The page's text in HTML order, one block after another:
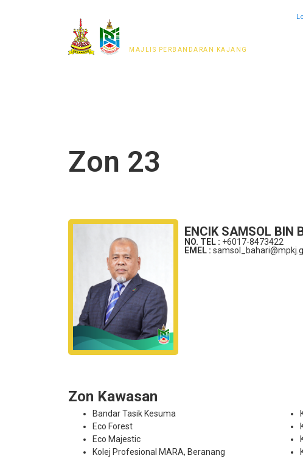
MAJLIS PERBANDARAN KAJANG
Zon 23
ENCIK SAMSOL BIN
NO. TEL : +6017-8473422
EMEL :
Zon Kawasan
Bandar Tasik Kesuma
Eco Forest
Eco Majestic
Kolej Profesional MARA, Beranang